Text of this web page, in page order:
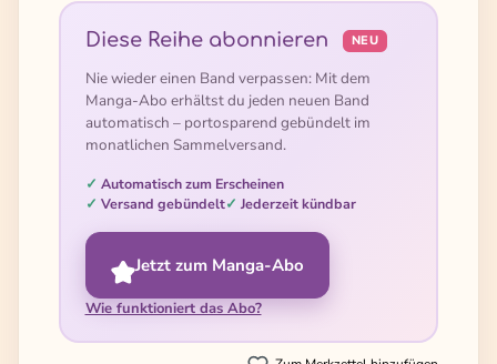
Diese Reihe abonnieren NEU
Nie wieder einen Band verpassen: Mit dem
Manga-Abo erhältst du jeden neuen Band
automatisch – portosparend gebündelt im
monatlichen Sammelversand.
Automatisch zum Erscheinen
Versand gebündelt
Jederzeit kündbar
Jetzt zum Manga-Abo
Wie funktioniert das Abo?